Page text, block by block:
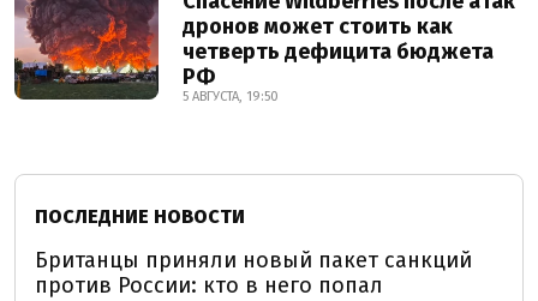
дронов может стоить как
четверть дефицита бюджета
РФ
5 АВГУСТА, 19:50
ПОСЛЕДНИЕ НОВОСТИ
Британцы приняли новый пакет санкций
против России: кто в него попал